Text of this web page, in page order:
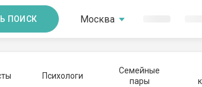
ПОИСК Москва
Психологи
Семейные
пары